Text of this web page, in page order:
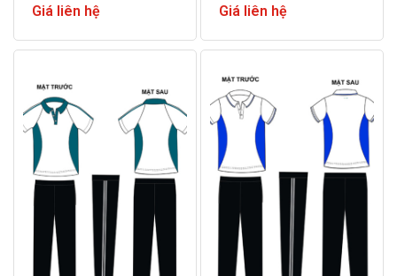
Giá liên hệ Giá liên hệ